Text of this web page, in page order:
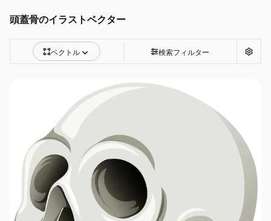
頭蓋骨のイラストベクター
ベクトル 検索フィルター